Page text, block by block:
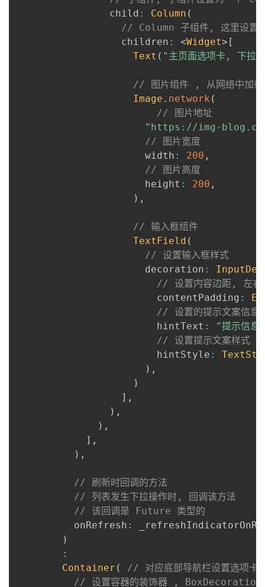
                child
: Column (
// Column 子组件, 这里设置
                  children
: <Widget> [
Text ( "主页面选项卡, 下拉
// 图片组件 , 从网络中加载
Image . network (
// 图片地址
"https://img-
// 图片宽度
                      width
: 200 ,
// 图片高度
                      height
: 200 ,
) ,
// 输入框组件
TextField (
// 设置输入框样式
                      decoration
:
// 设置内容边距, 左右
                        contentPadding
:
// 设置的提示文案信息
                        hintText
:
"提示信息"
// 设置提示文案样式
                        hintStyle
:
) ,
)
] ,
) ,
) ,
] ,
) ,
// 刷新时回调的方法
// 列表发生下拉操作时, 回调该方法
// 该回调是 Future 类型的
          onRefresh
:
)
:
Container (
// 对应底部导航栏设置选项卡
// 设置容器的装饰器 , BoxDecoration